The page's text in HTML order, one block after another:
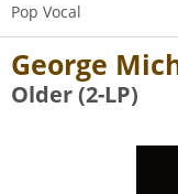
Pop Vocal
George
Older (2-LP)